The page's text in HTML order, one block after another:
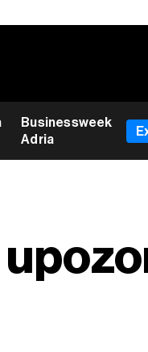
Businessweek
Adria